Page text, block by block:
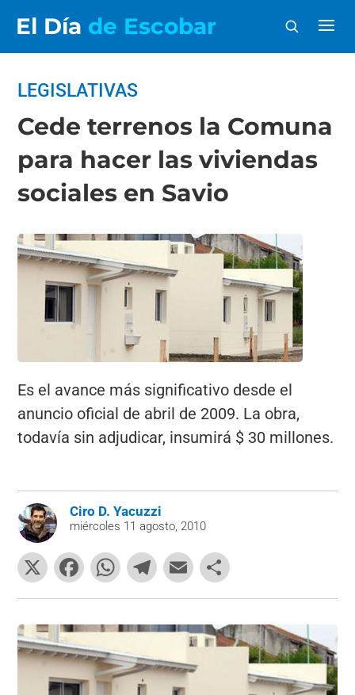
El Día de Escobar
LEGISLATIVAS
Cede terrenos la Comuna
para hacer las viviendas
sociales en Savio
Es el avance más significativo desde el
anuncio oficial de abril de 2009. La obra,
todavía sin adjudicar, insumirá $ 30 millones.
Ciro D. Yacuzzi
miércoles 11 agosto, 2010
X
F
a
c
e
b
W
h
at
A
T
el
e
a
E
m
ai
l
o
m
p
ar